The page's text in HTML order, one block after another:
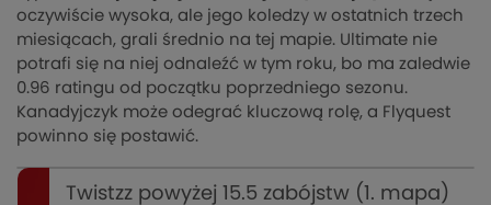
oczywiście wysoka, ale jego koledzy w ostatnich trzech
miesiącach, grali średnio na tej mapie. Ultimate nie
potrafi się na niej odnaleźć w tym roku, bo ma zaledwie
0.96 ratingu od początku poprzedniego sezonu.
Kanadyjczyk może odegrać kluczową rolę, a Flyquest
powinno się postawić.
Twistzz powyżej 15.5 zabójstw (1. mapa)